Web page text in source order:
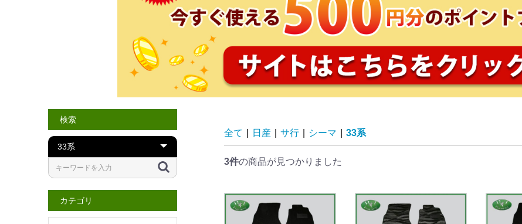
検索
カテゴリ
全て 日産 サ行 シーマ 33系
3件の商品が見つかりました